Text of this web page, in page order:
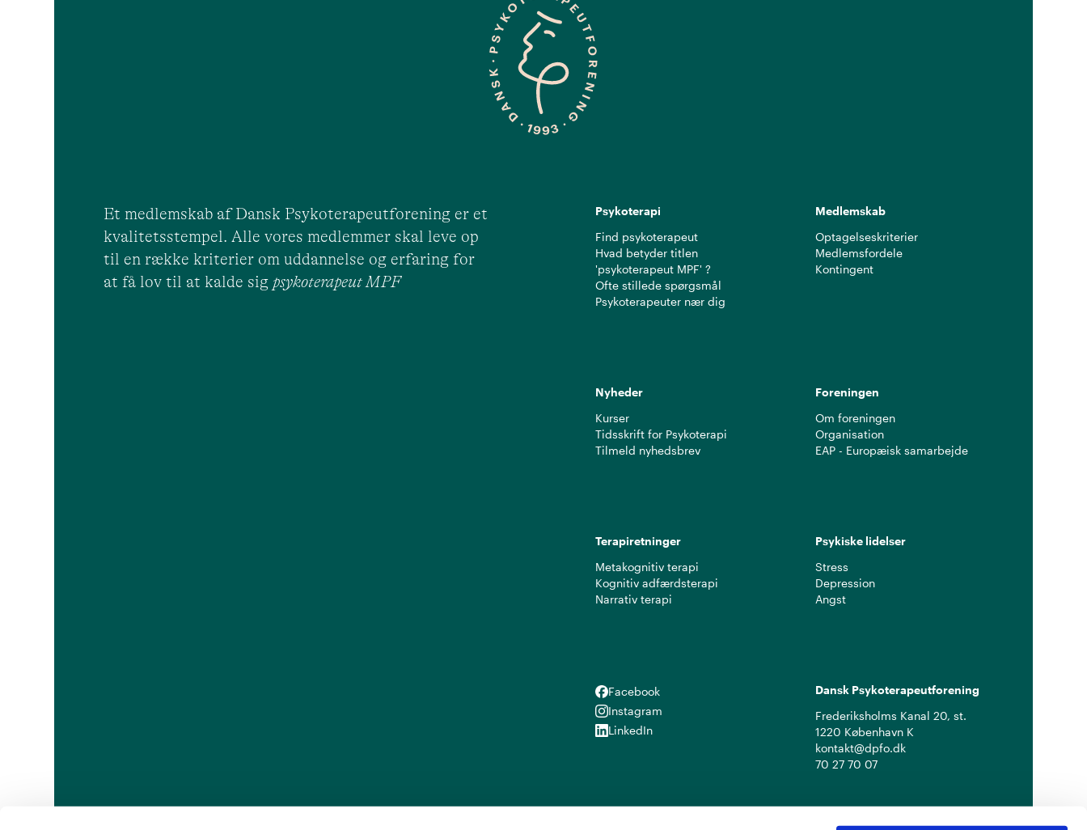
Et medlemskab af Dansk Psykoterapeutforening er et
kvalitetsstempel. Alle vores medlemmer skal leve op
til en række kriterier om uddannelse og erfaring for
at få lov til at kalde sig psykoterapeut MPF
Psykoterapi
Find psykoterapeut
Hvad betyder titlen
'psykoterapeut MPF' ?
Ofte stillede spørgsmål
Psykoterapeuter nær dig
Medlemskab
Optagelseskriterier
Medlemsfordele
Kontingent
Nyheder
Kurser
Tidsskrift for Psykoterapi
Tilmeld nyhedsbrev
Foreningen
Om foreningen
Organisation
EAP - Europæisk samarbejde
Terapiretninger
Metakognitiv terapi
Kognitiv adfærdsterapi
Narrativ terapi
Psykiske lidelser
Stress
Depression
Angst
Facebook
Facebook
Instagram
Instagram
LinkedIn
LinkedIn
Dansk Psykoterapeutforening
Frederiksholms Kanal 20, st.
1220 København K
kontakt@dpfo.dk
70 27 70 07